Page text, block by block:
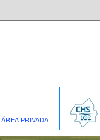
ÁREA PRIVADA